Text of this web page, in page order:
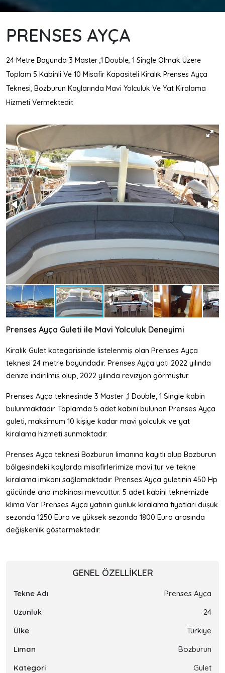
PRENSES AYÇA
24 Metre Boyunda 3 Master ,1 Double, 1 Single Olmak Üzere
Toplam 5 Kabinli Ve 10 Misafir Kapasiteli Kiralık Prenses Ayça
Teknesi, Bozburun Koylarında Mavi Yolculuk Ve Yat Kiralama
Hizmeti Vermektedir.
Prenses Ayça Guleti ile Mavi Yolculuk Deneyimi
Kiralık Gulet kategorisinde listelenmiş olan Prenses Ayça
teknesi 24 metre boyundadır. Prenses Ayça yatı 2022 yılında
denize indirilmiş olup, 2022 yılında revizyon görmüştür.
Prenses Ayça teknesinde 3 Master ,1 Double, 1 Single kabin
bulunmaktadır. Toplamda 5 adet kabini bulunan Prenses Ayça
guleti, maksimum 10 kişiye kadar mavi yolculuk ve yat
kiralama hizmeti sunmaktadır.
Prenses Ayça teknesi Bozburun limanına kayıtlı olup Bozburun
bölgesindeki koylarda misafirlerimize mavi tur ve tekne
kiralama imkanı sağlamaktadır. Prenses Ayça guletinin 450 Hp
gücünde ana makinası mevcuttur. 5 adet kabini teknemizde
klima Var. Prenses Ayça yatının günlük kiralama fiyatları düşük
sezonda 1250 Euro ve yüksek sezonda 1800 Euro arasında
değişkenlik göstermektedir.
GENEL ÖZELLIKLER
Tekne Adı
Prenses Ayça
Uzunluk
24
Ülke
Türkiye
Liman
Bozburun
Kategori
Gulet